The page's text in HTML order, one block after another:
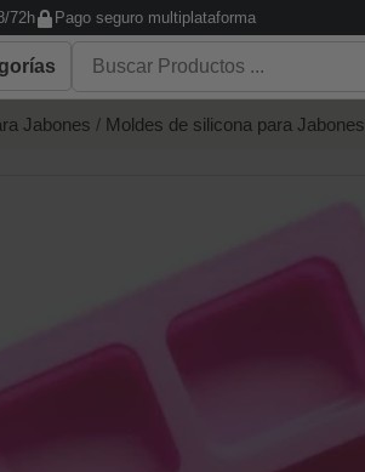
72h Pago seguro multiplataforma
Jabones / Moldes de silicona para Jabones